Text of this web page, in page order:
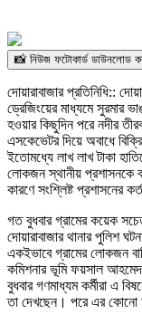
📸 নিউজ ফটোকার্ড ডাউনলোড
দোয়ারাবাজার প্রতিনিধি::
ড্রেজিংয়ের মাধ্যমে সুরমার
হওয়ার কিছুদিন পরে নদীর
এসকেভেটর দিয়ে অবাধে
ইতোমধ্যে লাখ লাখ টাকা
লোকজন স্থানীয় প্রশাসনকে
কারণে সংশ্লিষ্ট প্রশাসনের
গত বুধবার গ্রামের কয়েক
দোয়ারাবাজার থানার পুলিশ
একইভাবে গ্রামের লোকজন
কমিশনার ভূমি ফয়সাল
বুধবার গণমাধ্যম কর্মীরা এ
তা দেখছেন। পরে এর কোনো